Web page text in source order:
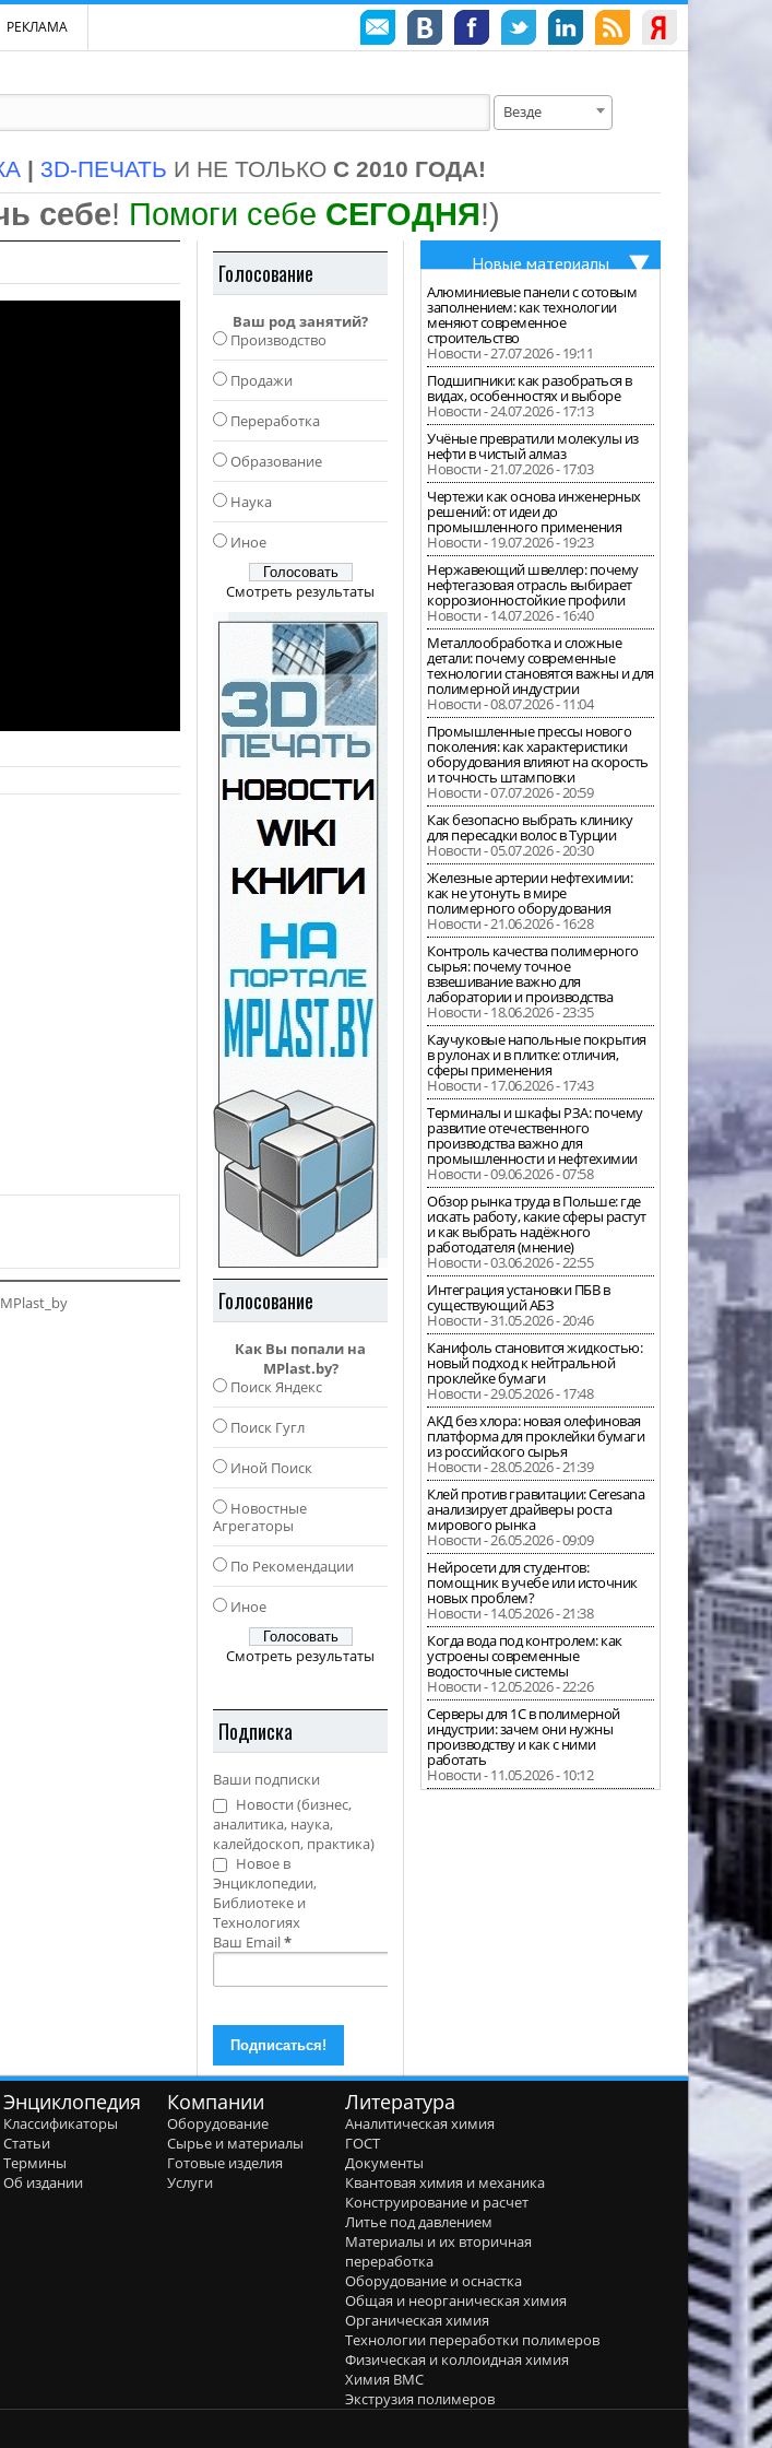
РЕКЛАМА
Везде
| 3D-ПЕЧАТЬ И НЕ ТОЛЬКО С 2010 ГОДА!
себе! Помоги себе СЕГОДНЯ!)
Голосование
Ваш род занятий?
Производство
Продажи
Переработка
Образование
Наука
Иное
Смотреть результаты
Голосование
Как Вы попали на
MPlast.by?
Поиск Яндекс
Поиск Гугл
Иной Поиск
Новостные
Агрегаторы
По Рекомендации
Иное
Смотреть результаты
Подписка
Ваши подписки
Новости (бизнес,
аналитика, наука,
калейдоскоп, практика)
Новое в
Энциклопедии,
Библиотеке и
Технологиях
Ваш Email*
Новые материалы
Алюминиевые панели с сотовым
заполнением: как технологии
меняют современное
строительство
Новости - 27.07.2026 - 19:11
Подшипники: как разобраться в
видах, особенностях и выборе
Новости - 24.07.2026 - 17:13
Учёные превратили молекулы из
нефти в чистый алмаз
Новости - 21.07.2026 - 17:03
Чертежи как основа инженерных
решений: от идеи до
промышленного применения
Новости - 19.07.2026 - 19:23
Нержавеющий швеллер: почему
нефтегазовая отрасль выбирает
коррозионностойкие профили
Новости - 14.07.2026 - 16:40
Металлообработка и сложные
детали: почему современные
технологии становятся важны и для
полимерной индустрии
Новости - 08.07.2026 - 11:04
Промышленные прессы нового
поколения: как характеристики
оборудования влияют на скорость
и точность штамповки
Новости - 07.07.2026 - 20:59
Как безопасно выбрать клинику
для пересадки волос в Турции
Новости - 05.07.2026 - 20:30
Железные артерии нефтехимии:
как не утонуть в мире
полимерного оборудования
Новости - 21.06.2026 - 16:28
Контроль качества полимерного
сырья: почему точное
взвешивание важно для
лаборатории и производства
Новости - 18.06.2026 - 23:35
Каучуковые напольные покрытия
в рулонах и в плитке: отличия,
сферы применения
Новости - 17.06.2026 - 17:43
Терминалы и шкафы РЗА: почему
развитие отечественного
производства важно для
промышленности и нефтехимии
Новости - 09.06.2026 - 07:58
Обзор рынка труда в Польше: где
искать работу, какие сферы растут
и как выбрать надёжного
работодателя (мнение)
Новости - 03.06.2026 - 22:55
Интеграция установки ПБВ в
существующий АБЗ
Новости - 31.05.2026 - 20:46
Канифоль становится жидкостью:
новый подход к нейтральной
проклейке бумаги
Новости - 29.05.2026 - 17:48
АКД без хлора: новая олефиновая
платформа для проклейки бумаги
из российского сырья
Новости - 28.05.2026 - 21:39
Клей против гравитации: Ceresana
анализирует драйверы роста
мирового рынка
Новости - 26.05.2026 - 09:09
Нейросети для студентов:
помощник в учебе или источник
новых проблем?
Новости - 14.05.2026 - 21:38
Когда вода под контролем: как
устроены современные
водосточные системы
Новости - 12.05.2026 - 22:26
Серверы для 1С в полимерной
индустрии: зачем они нужны
производству и как с ними
работать
Новости - 11.05.2026 - 10:12
Энциклопедия
Классификаторы
Статьи
Термины
Об издании
Компании
Оборудование
Сырье и материалы
Готовые изделия
Услуги
Литература
Аналитическая химия
ГОСТ
Документы
Квантовая химия и механика
Конструирование и расчет
Литье под давлением
Материалы и их вторичная
переработка
Оборудование и оснастка
Общая и неорганическая химия
Органическая химия
Технологии переработки полимеров
Физическая и коллоидная химия
Химия ВМС
Экструзия полимеров